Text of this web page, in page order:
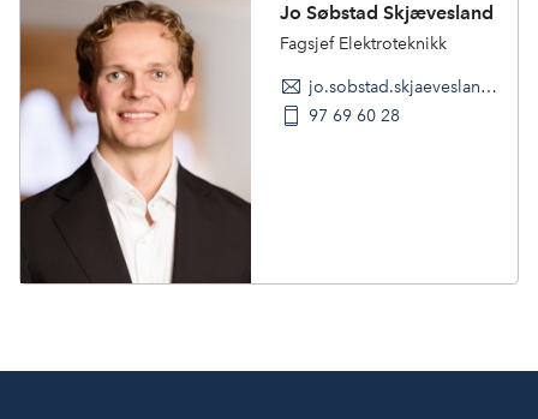
Jo Søbstad Skjævesland
Fagsjef Elektroteknikk
jo.sobstad.skjaevesland@nho.no
97 69 60 28